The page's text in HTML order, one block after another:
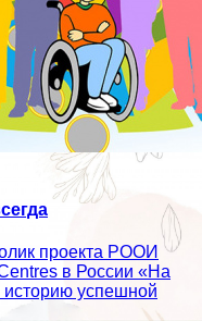
проекта РООИ
в России «На
успешной